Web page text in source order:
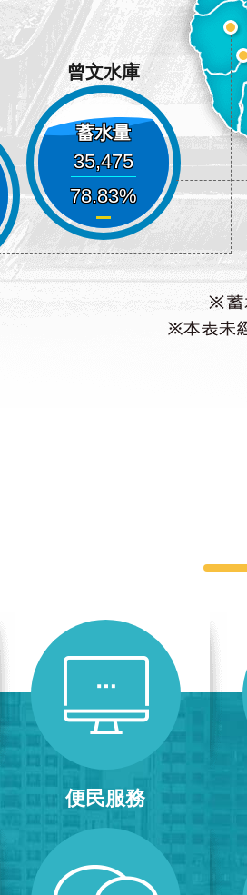
曾文水庫
蓄水量
35,475
78.83
便民服務